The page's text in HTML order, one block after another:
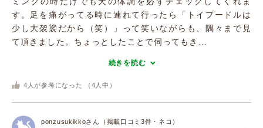
す。足を痛がってる時に連れて行ったら「トイプードルは
少し大袈裟だから（笑）」って笑いながらも、隅々まで見
て頂きました。ちょっとしたことで伺ってもき...
続きを読む
4 人が参考になった （ 4 人中）
ponzusukikkoさん（掲載口コミ3件・ネコ）